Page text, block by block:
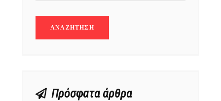
Πρόσφατα άρθρα